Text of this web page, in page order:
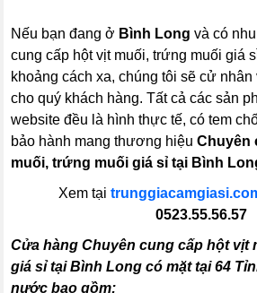
Nếu bạn đang ở Bình Long và có
cung cấp hột vịt muối, trứng muối giá
khoảng cách xa, chúng tôi sẽ cử
cho quý khách hàng. Tất cả các sản
website đều là hình thực tế, có tem
bảo hành mang thương hiệuChuyên
muối, trứng muối giá sỉ tại Bình
Xem tại
0523.55.56.57
Cửa hàng Chuyên cung cấp hột vịt
giá sỉ tại Bình Long có mặt tại 64
nước bao gồm: